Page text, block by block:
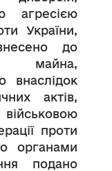
агресією
України,
до
майна,
внаслідок
актів,
проти
органами
подано